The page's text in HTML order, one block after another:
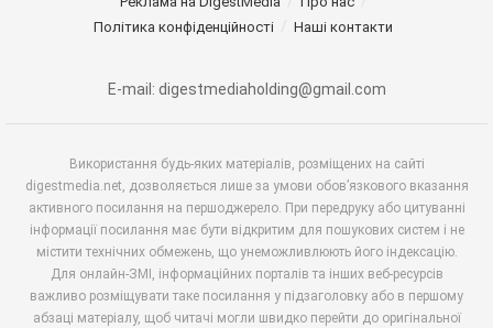
Політика конфіденційності
Наші контакти
E-mail: digestmediaholding@gmail.com
Використання будь-яких матеріалів, розміщених на сайті
digestmedia.net, дозволяється лише за умови обов’язкового вказання
активного посилання на першоджерело. При передруку або цитуванні
інформації посилання має бути відкритим для пошукових систем і не
містити технічних обмежень, що унеможливлюють його індексацію.
Для онлайн-ЗМІ, інформаційних порталів та інших веб-ресурсів
важливо розміщувати таке посилання у підзаголовку або в першому
абзаці матеріалу, щоб читачі могли швидко перейти до оригінальної